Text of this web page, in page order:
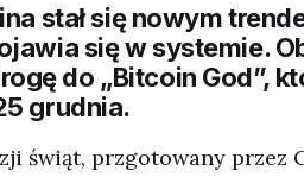
stał się nowym
się w systemie.
do „Bitcoin God”,
grudnia.
świąt, przgotowany przez